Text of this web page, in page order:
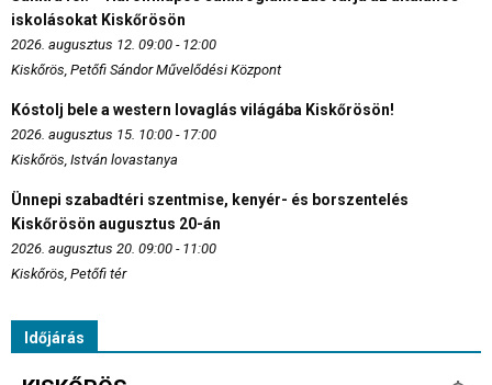
iskolásokat Kiskőrösön
2026. augusztus 12. 09:00 - 12:00
Kiskőrös, Petőfi Sándor Művelődési Központ
Kóstolj bele a western lovaglás világába Kiskőrösön!
2026. augusztus 15. 10:00 - 17:00
Kiskőrös, István lovastanya
Ünnepi szabadtéri szentmise, kenyér- és borszentelés
Kiskőrösön augusztus 20-án
2026. augusztus 20. 09:00 - 11:00
Kiskőrös, Petőfi tér
Időjárás